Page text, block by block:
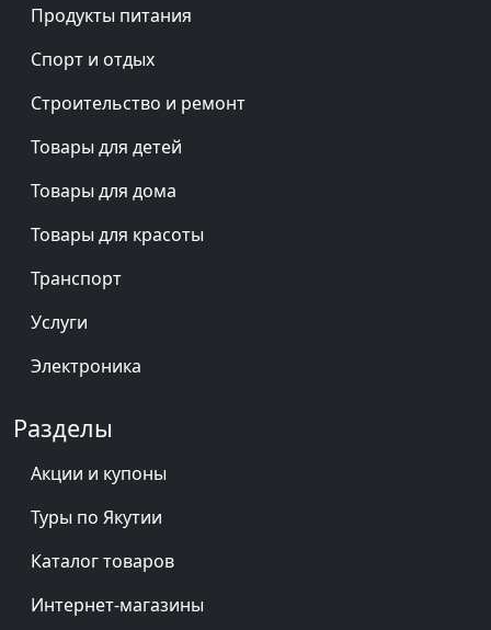
Продукты питания
Спорт и отдых
Строительство и ремонт
Товары для детей
Товары для дома
Товары для красоты
Транспорт
Услуги
Электроника
Разделы
Акции и купоны
Туры по Якутии
Каталог товаров
Интернет-магазины